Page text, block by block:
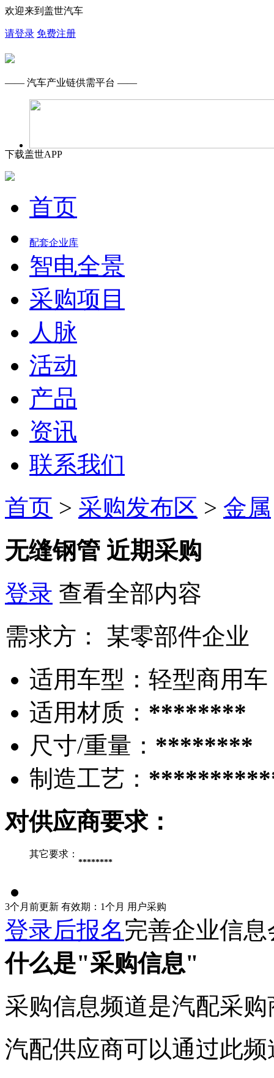
欢迎来到盖世汽车
请登录 免费注册
—— 汽车产业链供需平台 ——
下载盖世APP
首页
配套企业库
智电全景
采购项目
人脉
活动
产品
资讯
联系我们
首页 > 采购发布区 > 金属
无缝钢管 近期采购
登录 查看全部内容
需求方：
某零部件企业
适用车型： 轻型商用
适用材质： ********
尺寸/重量： ********
制造工艺：
对供应商要求：
其它要求：
********
3个月前更新 有效期：1个月 用户采购
登录后报名完善企业信
什么是"采购信息"
采购信息频道是汽配采
汽配供应商可以通过此